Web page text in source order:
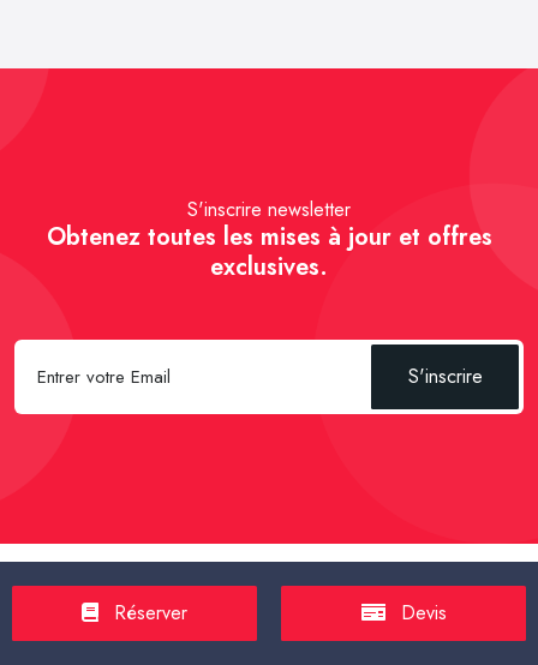
S'inscrire newsletter
Obtenez toutes les mises à jour et offres
exclusives.
S'inscrire
Spécial Passager : -Réserver un Taxi
Réserver Devis